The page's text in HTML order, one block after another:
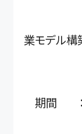
再エネ
業モデル
開
期間 ：